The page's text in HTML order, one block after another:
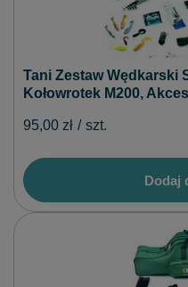
Tani Zestaw Wędkarski
Kołowrotek M200,
95,00 zł / szt.
Dodaj